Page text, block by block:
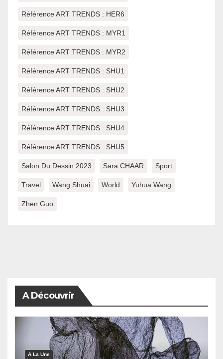
Référence ART TRENDS : HER6
Référence ART TRENDS : MYR1
Référence ART TRENDS : MYR2
Référence ART TRENDS : SHU1
Référence ART TRENDS : SHU2
Référence ART TRENDS : SHU3
Référence ART TRENDS : SHU4
Référence ART TRENDS : SHU5
Salon Du Dessin 2023 Sara CHAAR Sport
Travel Wang Shuai World Yuhua Wang
Zhen Guo
A Découvrir
A La Une